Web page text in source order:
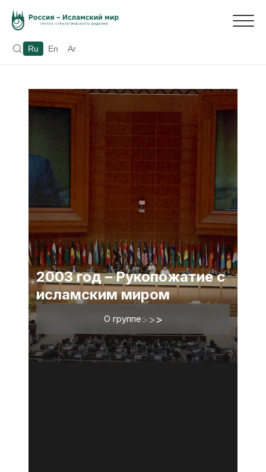
Ru En Ar
2003 год – Рукопожатие с
исламским миром
О группе>>>